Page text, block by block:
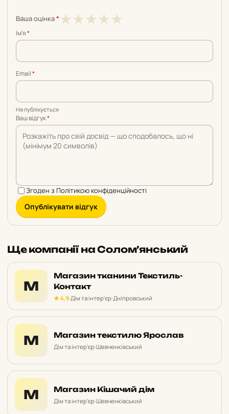
Ваша оцінка* ★
5
★4
5
★3
5
★2
5
★1
5
Імʼя*
Email*
Не публікується
Ваш відгук*
Згоден з Політикою конфіденційності
Опублікувати відгук
Ще компанії на Солом’янський
М
Магазин тканини Текстиль-
Контакт
★ 4,9·Дім та інтер'єр·Дніпровський
М Магазин текстилю Ярослав
Дім та інтер'єр·Шевченківський
М Магазин Кішачий дім
Дім та інтер'єр·Шевченківський